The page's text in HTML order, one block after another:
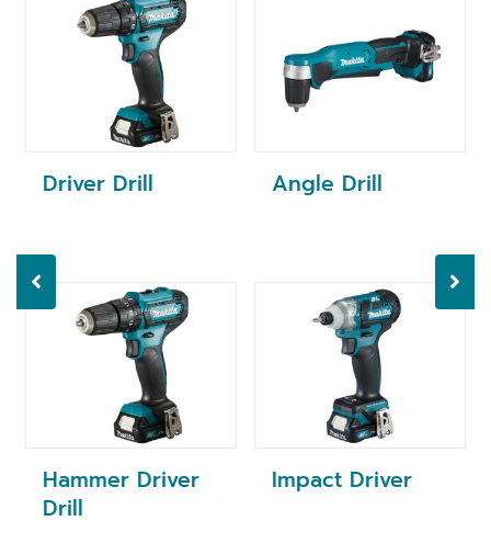
Driver Drill
Hammer Driver
Drill
Angle Drill
Impact Driver